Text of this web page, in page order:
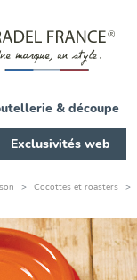
& découpe
Exclusivités web
Cocottes et roasters